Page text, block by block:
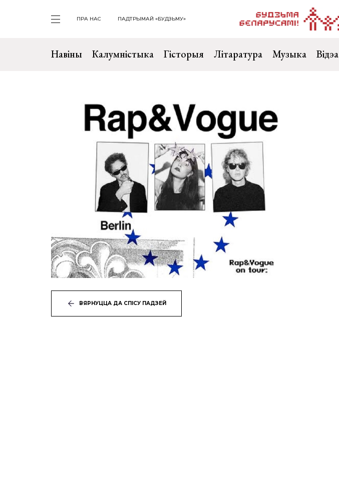
ПРА НАС ПАДТРЫМАЙ «БУДЗЬМУ»
Навіны Калумністыка Гісторыя Літаратура Музыка Відэа
ВЯРНУЦЦА ДА СПІСУ ПАДЗЕЙ